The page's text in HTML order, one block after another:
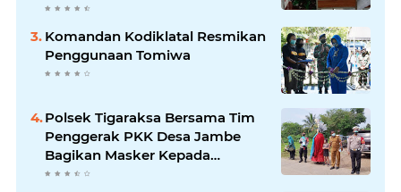
Komandan Kodiklatal Resmikan
Penggunaan Tomiwa
Polsek Tigaraksa Bersama Tim
Penggerak PKK Desa Jambe
Bagikan Masker Kepada
Pengguna Jalan